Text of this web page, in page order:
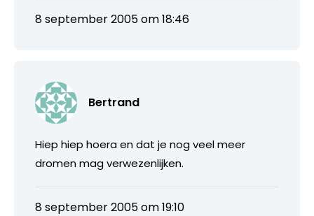
8 september 2005 om 18:46
Bertrand
Hiep hiep hoera en dat je nog veel meer
dromen mag verwezenlijken.
8 september 2005 om 19:10